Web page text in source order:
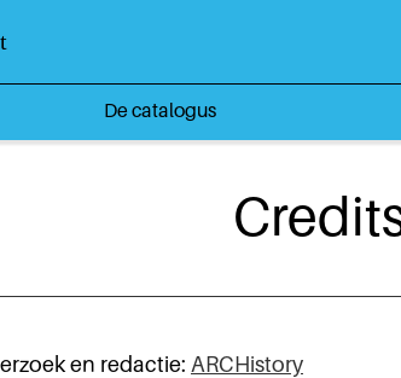
De catalogus
en redactie: ARCHistory